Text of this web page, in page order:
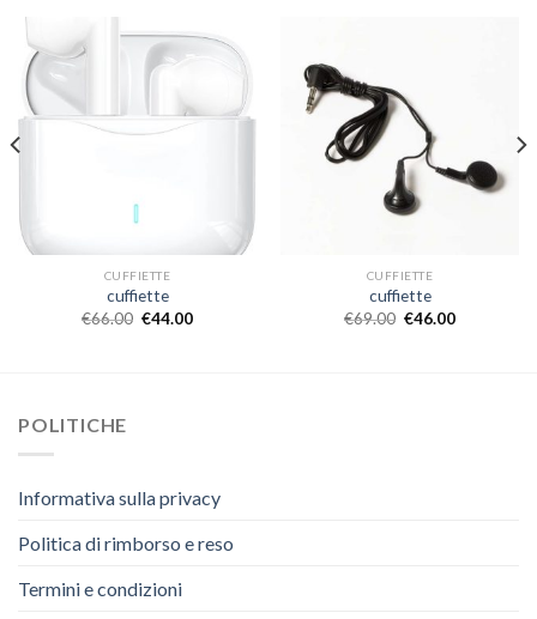
CUFFIETTE
cuffiette
€66.00 €44.00
CUFFIETTE
cuffiette
€69.00 €46.00
POLITICHE
Informativa sulla privacy
Politica di rimborso e reso
Termini e condizioni